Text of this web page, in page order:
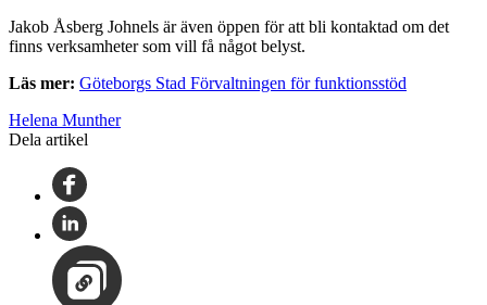
Jakob Åsberg Johnels är även öppen för att bli kontaktad om det
finns verksamheter som vill få något belyst.
Läs mer: Göteborgs Stad Förvaltningen för funktionsstöd
Helena Munther
Dela artikel